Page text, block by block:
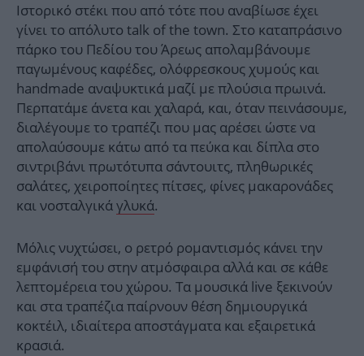
Ιστορικό στέκι που από τότε που αναβίωσε έχει
γίνει το απόλυτο talk of the town. Στο καταπράσινο
πάρκο του Πεδίου του Άρεως απολαμβάνουμε
παγωμένους καφέδες, ολόφρεσκους χυμούς και
handmade αναψυκτικά μαζί με πλούσια πρωινά.
Περπατάμε άνετα και χαλαρά, και, όταν πεινάσουμε,
διαλέγουμε το τραπέζι που μας αρέσει ώστε να
απολαύσουμε κάτω από τα πεύκα και δίπλα στο
σιντριβάνι πρωτότυπα σάντουιτς, πληθωρικές
σαλάτες, χειροποίητες πίτσες, φίνες μακαρονάδες
και νοσταλγικάγλυκά.
Μόλις νυχτώσει, ο ρετρό ρομαντισμός κάνει την
εμφάνισή του στην ατμόσφαιρα αλλά και σε κάθε
λεπτομέρεια του χώρου. Τα μουσικά live ξεκινούν
και στα τραπέζια παίρνουν θέση δημιουργικά
κοκτέιλ, ιδιαίτερα αποστάγματα και εξαιρετικά
κρασιά.